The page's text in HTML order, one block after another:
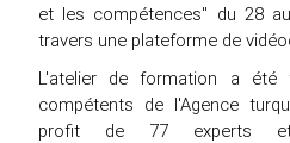
et les compétences" du 28
travers une plateforme de
L'atelier de formation a été
compétents de l'Agence
profit de 77 experts